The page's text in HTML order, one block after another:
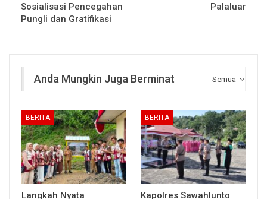
Sosialisasi Pencegahan
Pungli dan Gratifikasi
Palaluar
Semua
Anda Mungkin Juga Berminat
BERITA
Langkah Nyata
BERITA
Kapolres Sawahlunto